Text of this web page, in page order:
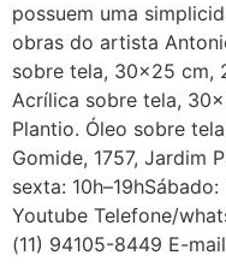
possuem uma
obras do artista
sobre tela, 30×25 cm,
Acrílica sobre tela,
Plantio. Óleo sobre
Gomide, 1757, Jardim
sexta:
Youtube Telefone/
(11) 94105-8449 E-